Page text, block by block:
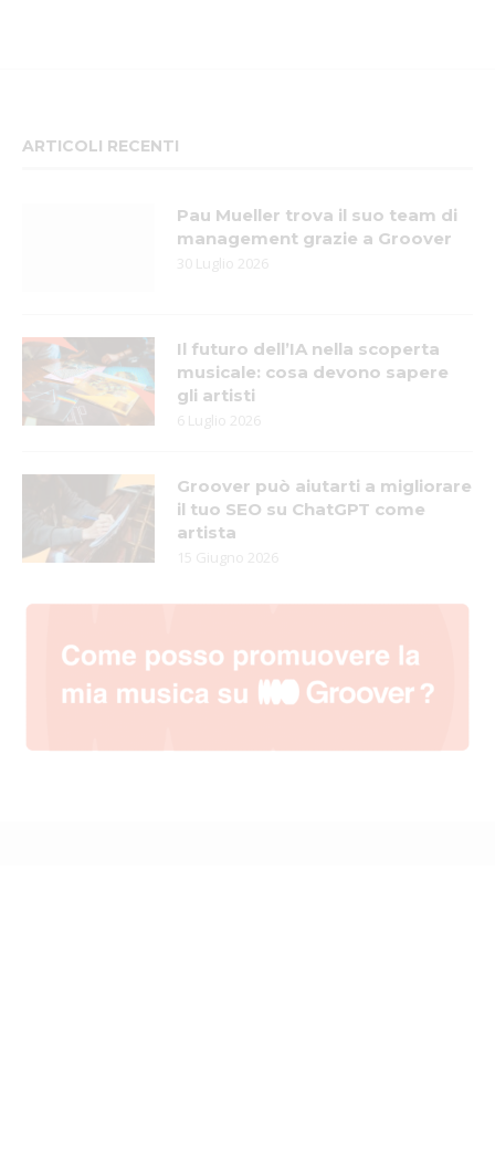
ARTICOLI RECENTI
Pau Mueller trova il suo team di
management grazie a Groover
30 Luglio 2026
Il futuro dell’IA nella scoperta
musicale: cosa devono sapere
gli artisti
6 Luglio 2026
Groover può aiutarti a migliorare
il tuo SEO su ChatGPT come
artista
15 Giugno 2026